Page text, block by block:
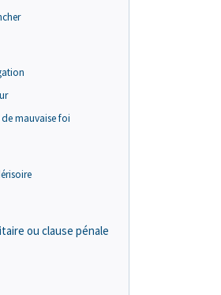
mauvaise foi
ou clause pénale